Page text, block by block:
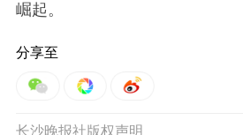
崛起。
分享至
长沙晚报社版权声明